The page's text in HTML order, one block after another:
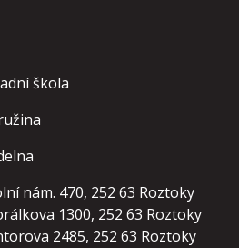
škola
nám. 470, 252 63 Roztoky
1300, 252 63 Roztoky
2485, 252 63 Roztoky